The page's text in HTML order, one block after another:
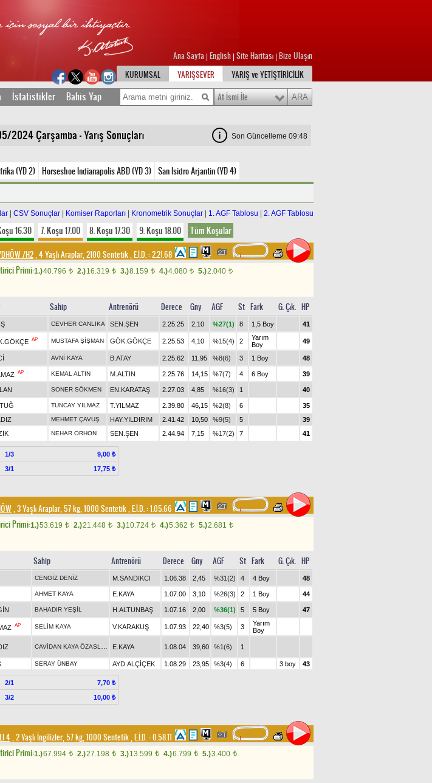
Ana Sayfa English Site Haritası Bize Ulaşın
KURUMSAL
YARIŞSEVER YARIŞ ve YETİŞTİRİCİLİK
İstatistikler Bahis Yap At İsmi İle
2024 Çarşamba - Yarış Sonuçları Son Güncelleme 09:48
(YD 2) Horseshoe Indianapolis ABD (YD 3) San Isidro Arjantin (YD 4)
CSV Sonuçlar Komiser Raporları Kronometrik Sonuçlar 1. AGF Tablosu 2. AGF Tablosu
16.30 7. Koşu 17.00 8. Koşu 17.30 9. Koşu 18.00 Tüm Koşular
/H2, 4 Yaşlı Araplar, 2100 Sentetik,E.İ.D. :2.21.68
Primi:1.)40.796 t 2.)16.319 t 3.)8.159 t 4.)4.080 t 5.)2.040 t
Sahip Antrenörü Derece Gny AGF St Fark G. Çık. HP
CEVHER CANLIKA SEN.ŞEN 2.25.25 2,10 %27(1) 8 1,5 Boy 41
AP MUSTAFA ŞİŞMAN GÖK.GÖKÇE 2.25.53 4,10 %15(4) 2
Yarım
Boy
49
AVNİ KAYA B.ATAY 2.25.62 11,95 %8(6) 3 1 Boy 48
AP KEMAL ALTIN M.ALTIN 2.25.76 14,15 %7(7) 4 6 Boy 39
SONER SÖKMEN EN.KARATAŞ 2.27.03 4,85 %16(3) 1 40
TUNCAY YILMAZ T.YILMAZ 2.39.80 46,15 %2(8) 6
35
MEHMET ÇAVUŞ HAY.YILDIRIM 2.41.42 10,50 %9(5) 5
39
NEHAR ORHON SEN.ŞEN 2.44.94 7,15 %17(2) 7 41
1/3
9,00 ₺
3/1 17,75 ₺
, 3 Yaşlı Araplar, 57 kg, 1000 Sentetik,E.İ.D. :1.05.66
Primi:1.)53.619 t 2.)21.448 t 3.)10.724 t 4.)5.362 t 5.)2.681 t
Sahip Antrenörü Derece Gny AGF St Fark G. Çık. HP
CENGİZ DENİZ M.SANDIKCI 1.06.38 2,45 %31(2) 4 4 Boy 48
AHMET KAYA E.KAYA 1.07.00 3,10 %26(3) 2 1 Boy 44
BAHADIR YEŞİL H.ALTUNBAŞ 1.07.16 2,00 %36(1) 5 5 Boy 47
AP SELİM KAYA V.KARAKUŞ 1.07.93 22,40 %3(5) 3
Yarım
Boy
E.KAYA 1.08.04 39,60 %1(6) 1
SERAY ÜNBAY AYD.ALÇİÇEK 1.08.29 23,95 %3(4) 6 3 boy 43
2/1
7,70 ₺
3/2 10,00 ₺
4, 2 Yaşlı İngilizler, 57 kg, 1000 Sentetik,E.İ.D. :0.58.11
Primi:1.)67.994 t 2.)27.198 t 3.)13.599 t 4.)6.799 t 5.)3.400 t